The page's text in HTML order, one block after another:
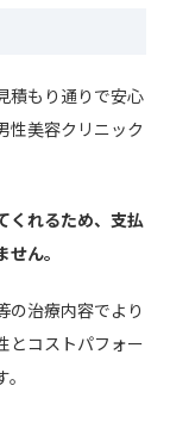
積もり通りで安心
性美容クリニック
くれるため、支払
ん。
の治療内容でより
とコストパフォー